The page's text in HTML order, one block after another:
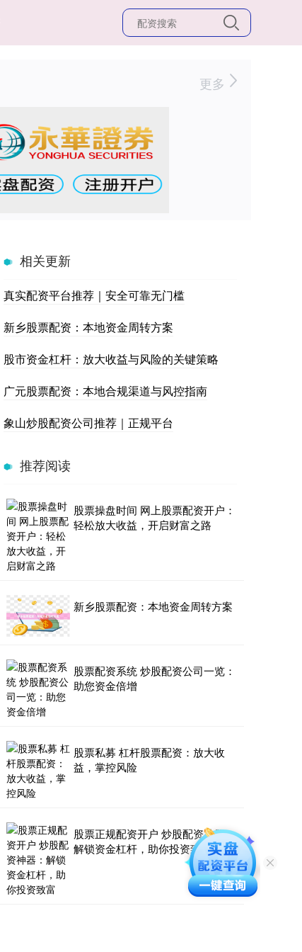
更多
相关更新
真实配资平台推荐｜安全可靠无门槛
新乡股票配资：本地资金周转方案
股市资金杠杆：放大收益与风险的关键策略
广元股票配资：本地合规渠道与风控指南
象山炒股配资公司推荐｜正规平台
推荐阅读
股票操盘时间 网上股票配资开户：
轻松放大收益，开启财富之路
新乡股票配资：本地资金周转方案
股票配资系统 炒股配资公司一览：
助您资金倍增
股票私募 杠杆股票配资：放大收
益，掌控风险
股票正规配资开户 炒股配资神器：
解锁资金杠杆，助你投资致富